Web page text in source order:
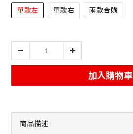
單款左 單款右 兩款合購
加入購物車
商品描述